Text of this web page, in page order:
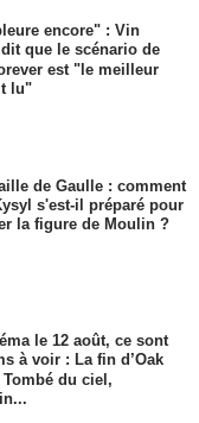
encore" : Vin
dit que le scénario de
est "le meilleur
lu"
de Gaulle : comment
s'est-il préparé pour
la figure de Moulin ?
le 12 août, ce sont
à voir : La fin d’Oak
Tombé du ciel,